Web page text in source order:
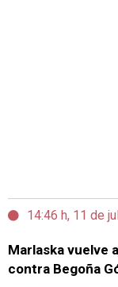
14:46 h, 11 de
Marlaska vuelve
contra Begoña